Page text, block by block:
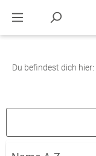
Du befindest dich hier: